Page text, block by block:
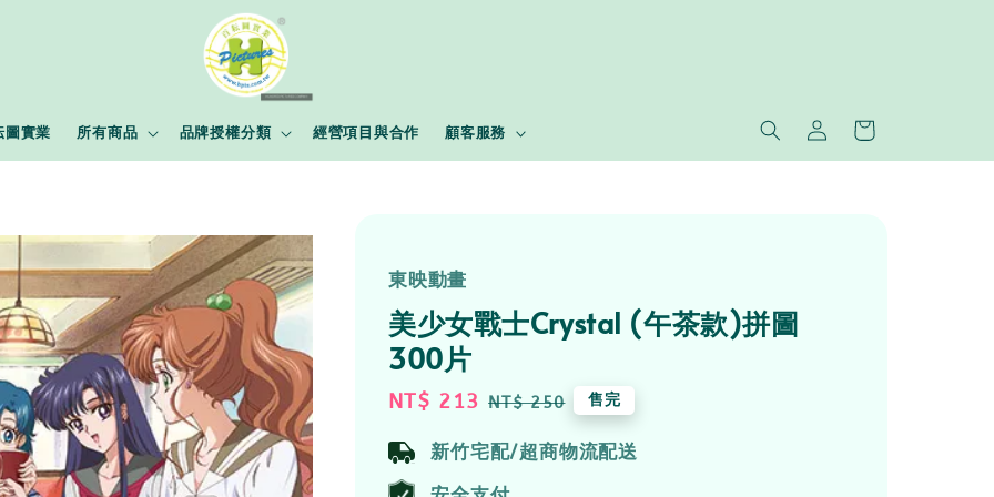
圖實業 所有商品 品牌授權分類 經營項目與合作 顧客服務
東映動畫
美少女戰士Crystal (午茶款)拼圖
300片
Sale
NT$ 213 Regular
NT$ 250 售完
新竹宅配/超商物流配送